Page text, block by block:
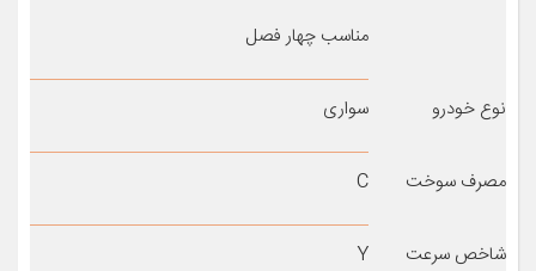
مناسب چهار فصل
نوع خودرو سواری
مصرف سوخت C
شاخص سرعت Y